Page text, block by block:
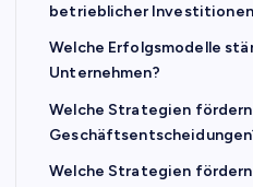
betrieblicher
Welche Erfolgsmodelle
Unternehmen?
Welche Strategien
Welche Strategien